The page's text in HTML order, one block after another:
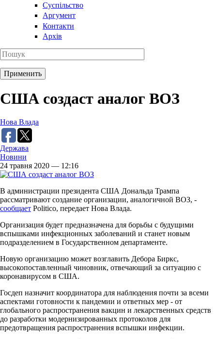
Суспільство
Аргумент
Контакти
Архів
США создаст аналог ВОЗ
Нова Влада
Держава
Новини
24 травня 2020 — 12:16
В администрации президента CША Дональда Трампа
рассматривают создание организации, аналогичной ВОЗ, -
сообщает Politico, передает Нова Влада.
Организация будет предназначена для борьбы с будущими
вспышками инфекционных заболеваний и станет новым
подразделением в Государственном департаменте.
Новую организацию может возглавить Дебора Биркс,
высокопоставленный чиновник, отвечающий за ситуацию с
коронавирусом в США.
Госдеп назначит координатора для наблюдения почти за всеми
аспектами готовности к пандемии и ответных мер - от
глобального распространения вакцин и лекарственных средств
до разработки модернизированных протоколов для
предотвращения распространения вспышки инфекции.